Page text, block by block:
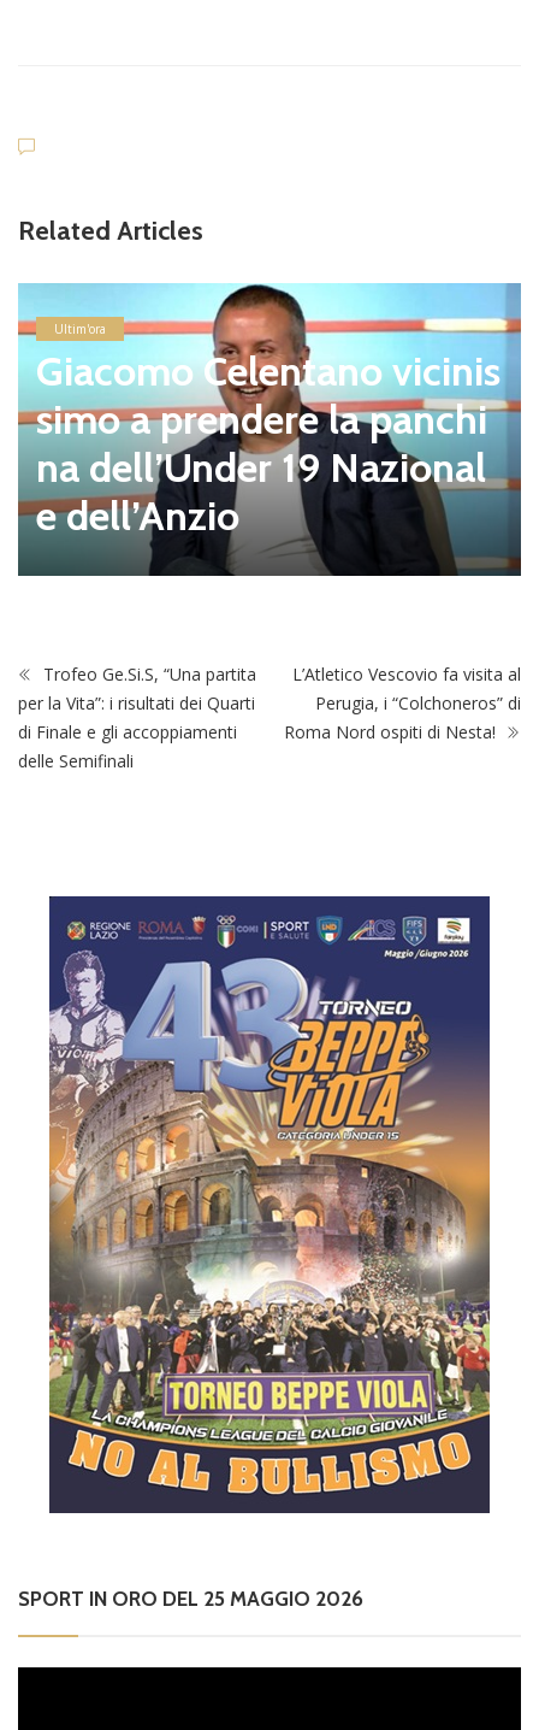
Related Articles
Ultim'ora
Giacomo Celentano vicinis
simo a prendere la panchi
na dell’Under 19 Nazional
e dell’Anzio
Trofeo Ge.Si.S, “Una partita
per la Vita”: i risultati dei Quarti
di Finale e gli accoppiamenti
delle Semifinali
L’Atletico Vescovio fa visita al
Perugia, i “Colchoneros” di
Roma Nord ospiti di Nesta!
SPORT IN ORO DEL 25 MAGGIO 2026